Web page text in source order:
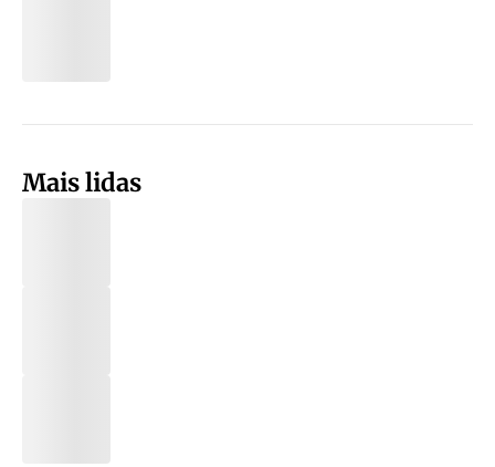
Mais lidas